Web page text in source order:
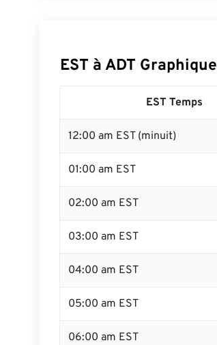
EST à ADT Graphique
EST Temps
12:00 am EST (minuit)
01:00 am EST
02:00 am EST
03:00 am EST
04:00 am EST
05:00 am EST
06:00 am EST